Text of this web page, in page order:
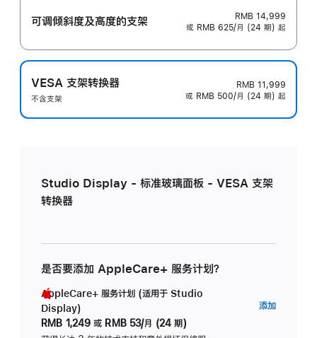
可调倾斜度及高‍度的支‍架
RMB 14,999
或 RMB 625/月 (24 期) 起
VESA 支架转换器
不含支架
RMB 11,999
或 RMB 500/月 (24 期) 起
Studio Display - 标准玻璃面板 - VESA 支架
转换器
是否要添加 AppleCare+ 服务计划？
AppleCare+ 服务计划 (适用于 Studio
Display)
RMB 1,249 或 RMB 53/月 (24 期)
添加